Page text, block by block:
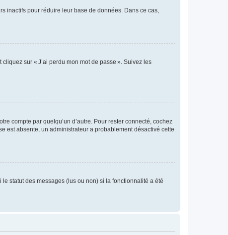
inactifs pour réduire leur base de données. Dans ce cas,
sur « J’ai perdu mon mot de passe ». Suivez les
compte par quelqu’un d’autre. Pour rester connecté, cochez
est absente, un administrateur a probablement désactivé cette
statut des messages (lus ou non) si la fonctionnalité a été